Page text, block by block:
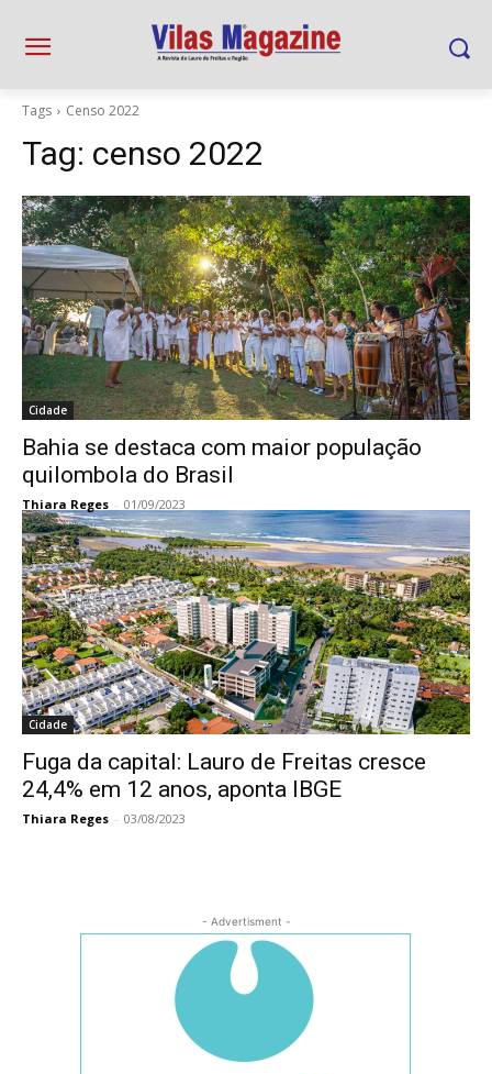
Tags Censo 2022
Tag: censo 2022
Cidade
Bahia se destaca com maior população
quilombola do Brasil
Thiara Reges - 01/09/2023
Cidade
Fuga da capital: Lauro de Freitas cresce
24,4% em 12 anos, aponta IBGE
Thiara Reges - 03/08/2023
- Advertisment -